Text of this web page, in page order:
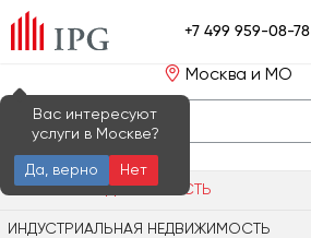
+7 499 959-08-78
Москва и МО
Вас интересуют
услуги в Москве?
Да, верно
Нет
ОФИСНАЯ НЕДВИЖИМОСТЬ
ИНДУСТРИАЛЬНАЯ НЕДВИЖИМОСТЬ